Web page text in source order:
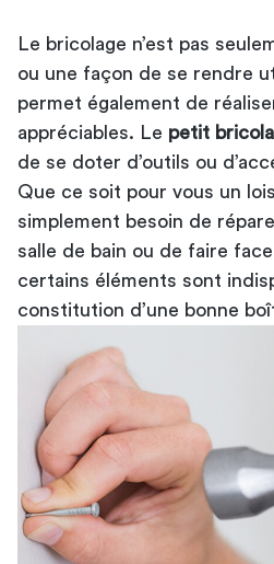
Le bricolage n’est pas
ou une façon de se rendre
permet également de
appréciables. Le petit
de se doter d’outils ou
Que ce soit pour vous un
simplement besoin de
salle de bain ou de faire
certains éléments sont
constitution d’une bonne